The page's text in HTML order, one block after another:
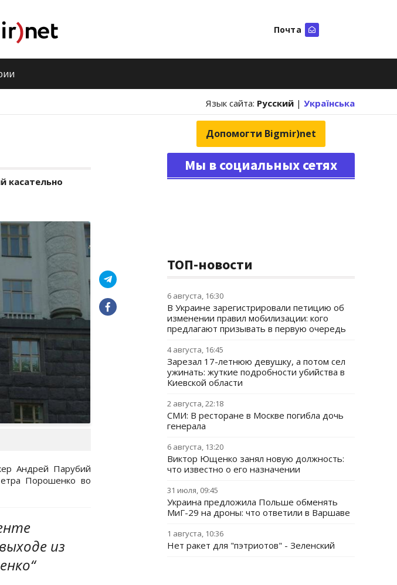
Почта
Язык сайта: Русский | Українська
касательно
Андрей Парубий
Порошенко во
из
Допомогти Bigmir)net
Мы в социальных сетях
ТОП-новости
6 августа, 16:30
В Украине зарегистрировали петицию об
изменении правил мобилизации: кого
предлагают призывать в первую очередь
4 августа, 16:45
Зарезал 17-летнюю девушку, а потом сел
ужинать: жуткие подробности убийства в
Киевской области
2 августа, 22:18
СМИ: В ресторане в Москве погибла дочь
генерала
6 августа, 13:20
Виктор Ющенко занял новую должность:
что известно о его назначении
31 июля, 09:45
Украина предложила Польше обменять
МиГ-29 на дроны: что ответили в Варшаве
1 августа, 10:36
Нет ракет для "пэтриотов" - Зеленский